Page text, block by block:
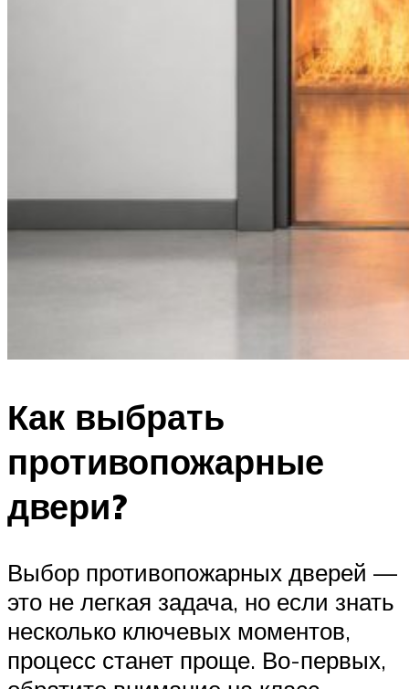
Как выбрать
противопожарные
двери?
Выбор противопожарных дверей —
это не легкая задача, но если знать
несколько ключевых моментов,
процесс станет проще. Во-первых,